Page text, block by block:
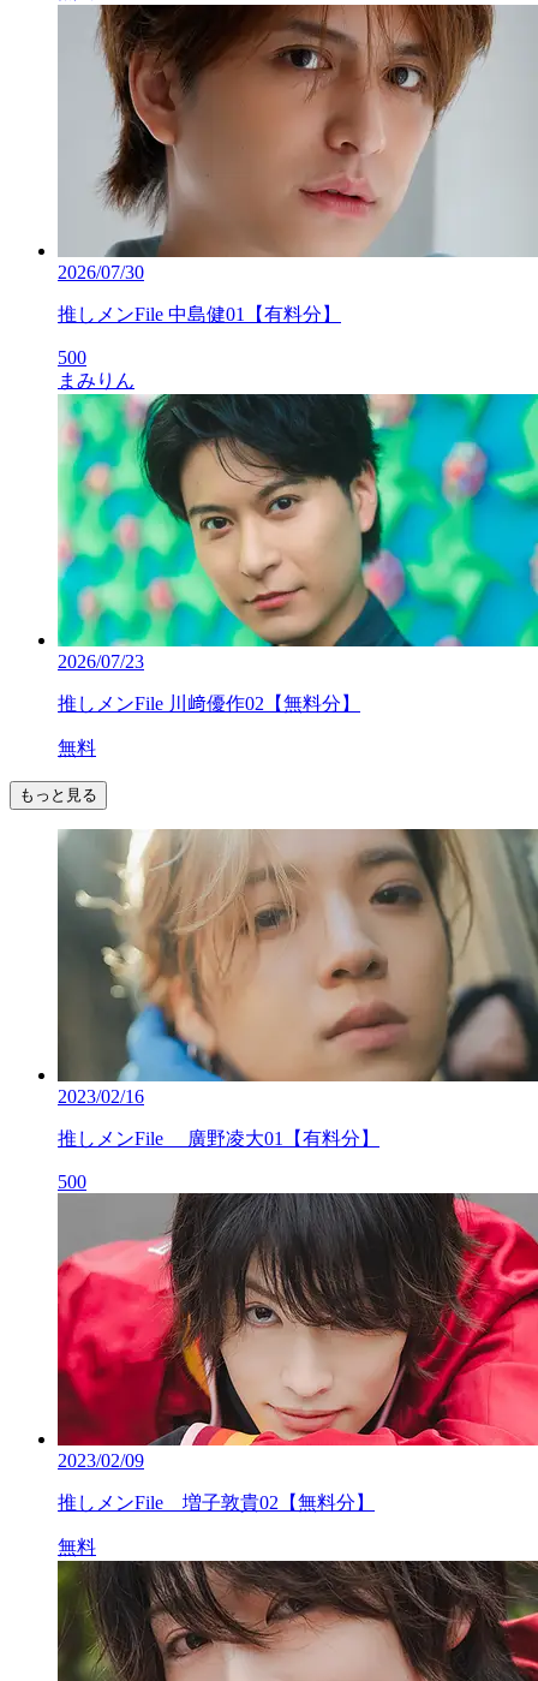
2026/07/30
推しメンFile 中島健01【有料分】
500
まみりん
2026/07/23
推しメンFile 川﨑優作02【無料分】
無料
もっと見る
2023/02/16
推しメンFile 廣野凌大01【有料分】
500
2023/02/09
推しメンFile 増子敦貴02【無料分】
無料